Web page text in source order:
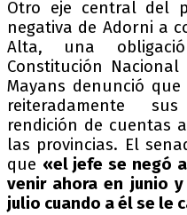
Otro eje central del
negativa de Adorni a
Alta, una
Constitución
Mayans denunció
reiteradamente
rendición de cuentas
las provincias. El
que «el jefe se negó
venir ahora en junio
julio cuando a él se le